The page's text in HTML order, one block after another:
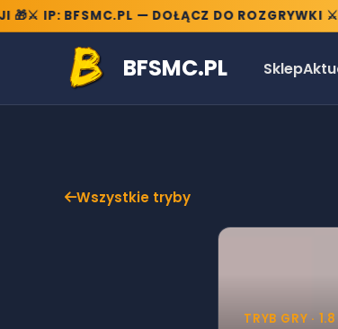
⚔️ IP: BFSMC.PL — DOŁĄCZ DO ROZGRYWKI ⚔️🏆
BFSMC.PL Sklep
Wszystkie tryby
TRYB GRY ·